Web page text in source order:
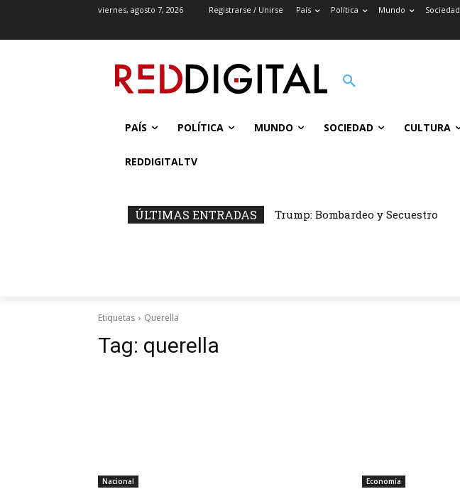
viernes, agosto 7, 2026 Registrarse / Unirse País Política Mundo Sociedad
PAÍS POLÍTICA MUNDO SOCIEDAD CULTURA
REDDIGITALTV
ÚLTIMAS ENTRADAS Trump: Bombardeo y Secuestro
El Matón del Barrio
Etiquetas Querella
Tag: querella
Nacional Economía